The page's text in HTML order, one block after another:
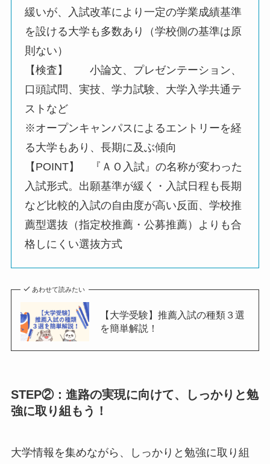
緩いが、入試改革により一定の学業成績基準
を設ける大学も多数あり（学校側の基準は原
則ない）
【検査】 小論文、プレゼンテーション、
口頭試問、実技、学力試験、大学入学共通テ
ストなど
※オープンキャンパスによるエントリーを経
る大学もあり、長期に及ぶ傾向
【POINT】 『ＡＯ入試』の名称が変わった
入試形式。出願基準が緩く・入試日程も長期
など比較的入試の自由度が高い反面、学校推
薦型選抜（指定校推薦・公募推薦）よりも合
格しにくい選抜方式
あわせて読みたい
【大学受験】推薦入試の種類３選
を簡単解説！
STEP②：進路の実現に向けて、しっかりと勉
強に取り組もう！
大学情報を集めながら、しっかりと勉強に取り組